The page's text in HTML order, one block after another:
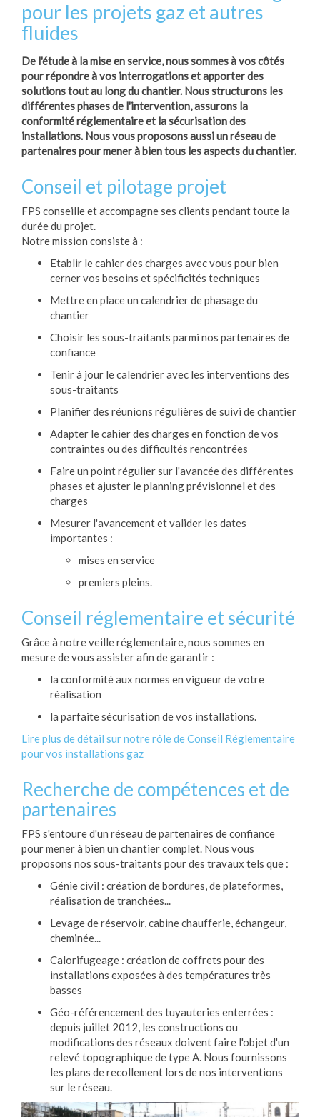
pour les projets gaz et autres
fluides
De l'étude à la mise en service, nous sommes à vos côtés
pour répondre à vos interrogations et apporter des
solutions tout au long du chantier. Nous structurons les
différentes phases de l'intervention, assurons la
conformité réglementaire et la sécurisation des
installations. Nous vous proposons aussi un réseau de
partenaires pour mener à bien tous les aspects du chantier.
Conseil et pilotage projet
FPS conseille et accompagne ses clients pendant toute la
durée du projet.
Notre mission consiste à :
Etablir le cahier des charges avec vous pour bien
cerner vos besoins et spécificités techniques
Mettre en place un calendrier de phasage du
chantier
Choisir les sous-traitants parmi nos partenaires de
confiance
Tenir à jour le calendrier avec les interventions des
sous-traitants
Planifier des réunions régulières de suivi de chantier
Adapter le cahier des charges en fonction de vos
contraintes ou des difficultés rencontrées
Faire un point régulier sur l'avancée des différentes
phases et ajuster le planning prévisionnel et des
charges
Mesurer l'avancement et valider les dates
importantes :
mises en service
premiers pleins.
Conseil réglementaire et sécurité
Grâce à notre veille réglementaire, nous sommes en
mesure de vous assister afin de garantir :
la conformité aux normes en vigueur de votre
réalisation
la parfaite sécurisation de vos installations.
Lire plus de détail sur notre rôle de Conseil Réglementaire
pour vos installations gaz
Recherche de compétences et de
partenaires
FPS s'entoure d'un réseau de partenaires de confiance
pour mener à bien un chantier complet. Nous vous
proposons nos sous-traitants pour des travaux tels que :
Génie civil : création de bordures, de plateformes,
réalisation de tranchées...
Levage de réservoir, cabine chaufferie, échangeur,
cheminée...
Calorifugeage : création de coffrets pour des
installations exposées à des températures très
basses
Géo-référencement des tuyauteries enterrées :
depuis juillet 2012, les constructions ou
modifications des réseaux doivent faire l'objet d'un
relevé topographique de type A. Nous fournissons
les plans de recollement lors de nos interventions
sur le réseau.